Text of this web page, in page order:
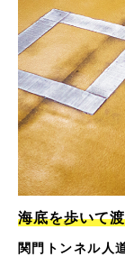
海底を歩いて
関門トンネル人